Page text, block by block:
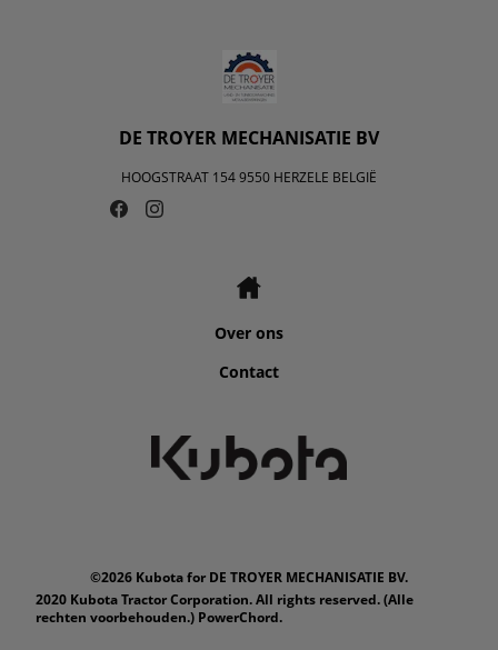
DE TROYER MECHANISATIE BV
HOOGSTRAAT 154 9550 HERZELE BELGIË
Over ons
Contact
©2026 Kubota for DE TROYER MECHANISATIE BV.
2020 Kubota Tractor Corporation. All rights reserved. (Alle
rechten voorbehouden.) PowerChord.